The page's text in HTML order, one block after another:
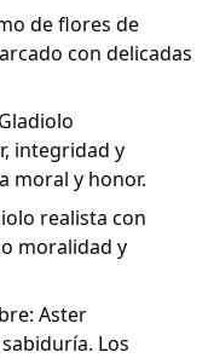
de flores de
con delicadas
integridad y
moral y honor.
realista con
moralidad y
Aster
Los